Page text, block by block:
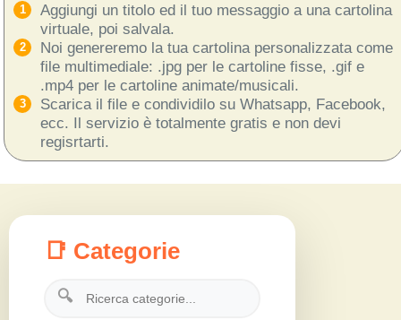
Aggiungi un titolo ed il tuo messaggio a una cartolina
virtuale, poi salvala.
Noi genereremo la tua cartolina personalizzata come
file multimediale: .jpg per le cartoline fisse, .gif e
.mp4 per le cartoline animate/musicali.
Scarica il file e condividilo su Whatsapp, Facebook,
ecc. Il servizio è totalmente gratis e non devi
regisrtarti.
📑 Categorie
🔍